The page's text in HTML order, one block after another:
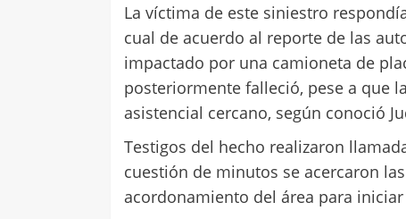
La víctima de este siniestro
cual de acuerdo al reporte de las
impactado por una camioneta de
posteriormente falleció, pese a que
asistencial cercano, según conoció
Testigos del hecho realizaron
cuestión de minutos se acercaron
acordonamiento del área para